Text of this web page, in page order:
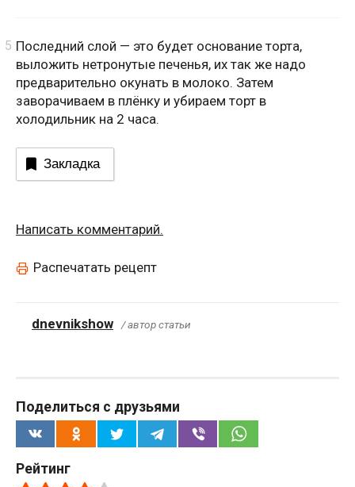
Последний слой — это будет основание торта,
выложить нетронутые печенья, их так же надо
предварительно окунать в молоко. Затем
заворачиваем в плёнку и убираем торт в
холодильник на 2 часа.
Закладка
Написать комментарий.
Распечатать рецепт
dnevnikshow / автор статьи
Поделиться с друзьями
Рейтинг